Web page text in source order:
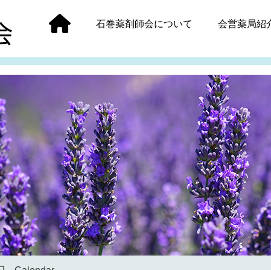
石巻薬剤師会について 会営薬局紹